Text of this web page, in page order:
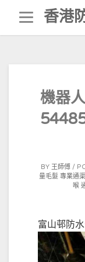
content
香港
機器
BY 王師傅
量毛髮 專業通
喉
富山邨防